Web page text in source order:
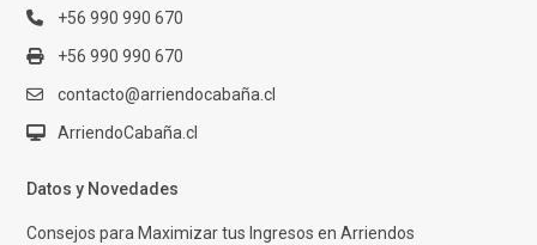
+56 990 990 670
+56 990 990 670
contacto@arriendocabaña.cl
ArriendoCabaña.cl
Datos y Novedades
Consejos para Maximizar tus Ingresos en Arriendos